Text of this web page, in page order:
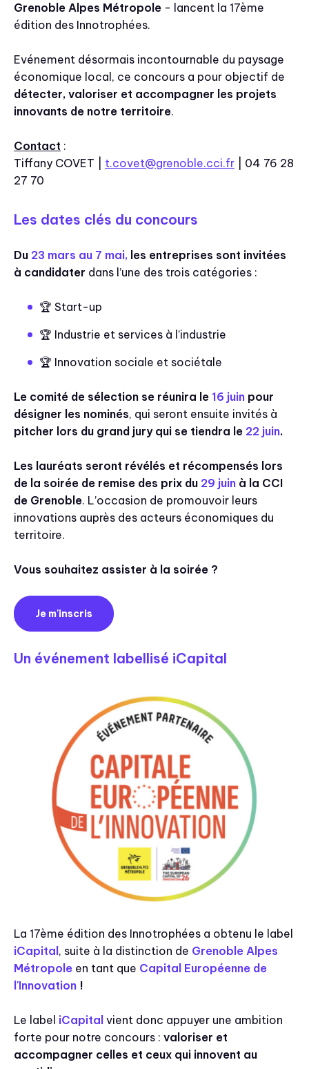
Grenoble Alpes Métropole - lancent la 17ème
édition des Innotrophées.
Evénement désormais incontournable du paysage
économique local, ce concours a pour objectif de
détecter, valoriser et accompagner les projets
innovants de notre territoire.
Contact :
Tiffany COVET | t.covet@grenoble.cci.fr | 04 76 28
27 70
Les dates clés du concours
Du 23 mars au 7 mai, les entreprises sont invitées
à candidater dans l’une des trois catégories :
🏆 Start-up
🏆 Industrie et services à l’industrie
🏆 Innovation sociale et sociétale
Le comité de sélection se réunira le 16 juin pour
désigner les nominés, qui seront ensuite invités à
pitcher lors du grand jury qui se tiendra le 22 juin.
Les lauréats seront révélés et récompensés lors
de la soirée de remise des prix du 29 juin à la CCI
de Grenoble. L’occasion de promouvoir leurs
innovations auprès des acteurs économiques du
territoire.
Vous souhaitez assister à la soirée ?
Je m'inscris
Un événement labellisé iCapital
La 17ème édition des Innotrophées a obtenu le label
iCapital , suite à la distinction de Grenoble Alpes
Métropole en tant que Capital Européenne de
l'Innovation !
Le label iCapital vient donc appuyer une ambition
forte pour notre concours : valoriser et
accompagner celles et ceux qui innovent au